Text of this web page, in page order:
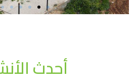
أحدث